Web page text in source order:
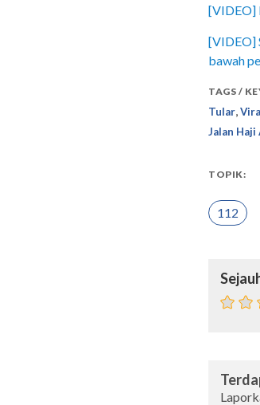
[VIDEO]
[VIDEO]
bawah
TAGS /
Tular
Jalan
TOPIK:
112